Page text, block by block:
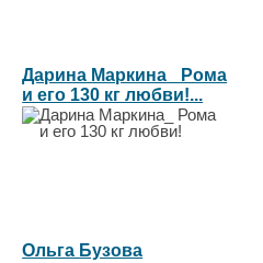
Дарина Маркина_ Рома
и его 130 кг любви!...
Ольга Бузова